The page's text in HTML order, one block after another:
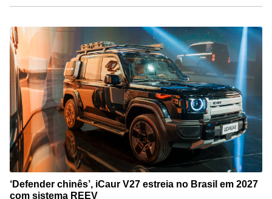
‘Defender chinês’, iCaur V27 estreia no Brasil em 2027
com sistema REEV